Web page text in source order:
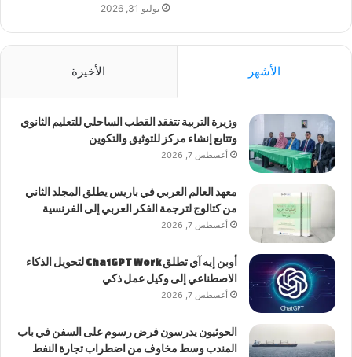
يوليو 31, 2026
الأشهر الأخيرة
وزيرة التربية تتفقد القطب الساحلي للتعليم الثانوي
وتتابع إنشاء مركز للتوثيق والتكوين
أغسطس 7, 2026
معهد العالم العربي في باريس يطلق المجلد الثاني
من كتالوج لترجمة الفكر العربي إلى الفرنسية
أغسطس 7, 2026
أوبن إيه آي تطلق ChatGPT Work لتحويل الذكاء
الاصطناعي إلى وكيل عمل ذكي
أغسطس 7, 2026
الحوثيون يدرسون فرض رسوم على السفن في باب
المندب وسط مخاوف من اضطراب تجارة النفط